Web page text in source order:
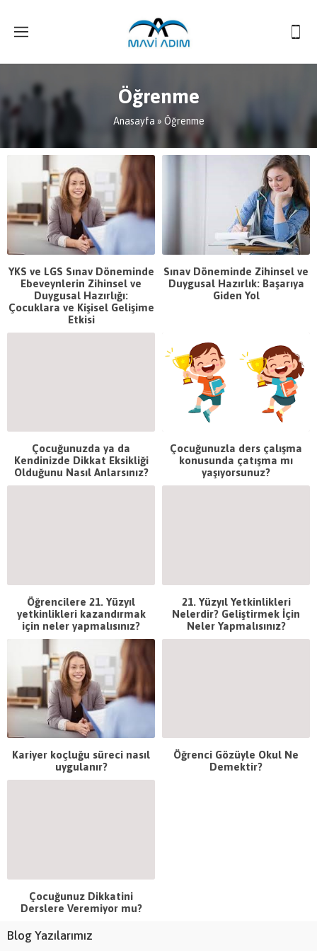
Öğrenme
Anasayfa » Öğrenme
YKS ve LGS Sınav Döneminde
Ebeveynlerin Zihinsel ve
Duygusal Hazırlığı:
Çocuklara ve Kişisel Gelişime
Etkisi
Sınav Döneminde Zihinsel ve
Duygusal Hazırlık: Başarıya
Giden Yol
Çocuğunuzda ya da
Kendinizde Dikkat Eksikliği
Olduğunu Nasıl Anlarsınız?
Çocuğunuzla ders çalışma
konusunda çatışma mı
yaşıyorsunuz?
Öğrencilere 21. Yüzyıl
yetkinlikleri kazandırmak
için neler yapmalısınız?
21. Yüzyıl Yetkinlikleri
Nelerdir? Geliştirmek İçin
Neler Yapmalısınız?
Kariyer koçluğu süreci nasıl
uygulanır?
Öğrenci Gözüyle Okul Ne
Demektir?
Çocuğunuz Dikkatini
Derslere Veremiyor mu?
Blog Yazılarımız